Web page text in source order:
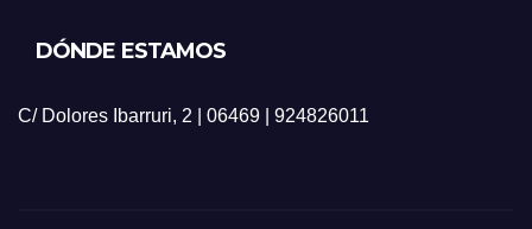
DÓNDE ESTAMOS
C/ Dolores Ibarruri, 2 | 06469 | 924826011